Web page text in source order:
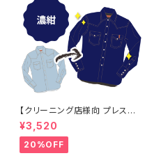
【クリーニング店様向 プレス加
工なし】綿100% 濃紺染め シャ
ツ 【元色：紺(Navy) - 色あせあ
り】 -染め直し[ネイビー - Nav
y]403-0116
¥3,520
20%OFF